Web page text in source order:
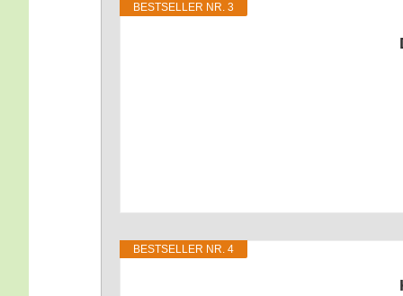
BEST­SEL­LER NR. 3
BEST­SEL­LER NR. 4